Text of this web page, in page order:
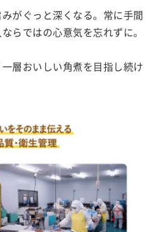
がぐっと深くなる。常に手間
らではの心意気を忘れずに。
層おいしい角煮を目指し続け